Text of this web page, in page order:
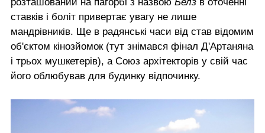
ставків і боліт привертає увагу не лише
мандрівників. Ще в радянські часи від став відомим
об'єктом кінозйомок (тут знімався фінал Д'Артаняна
і трьох мушкетерів), а Союз архітекторів у свій час
його облюбував для будинку відпочинку.